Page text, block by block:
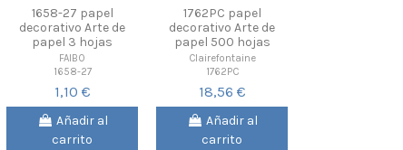
1658-27 papel
decorativo Arte de
papel 3 hojas
FAIBO
1658-27
1,10 €
Añadir al
carrito
1762PC papel
decorativo Arte de
papel 500 hojas
Clairefontaine
1762PC
18,56 €
Añadir al
carrito